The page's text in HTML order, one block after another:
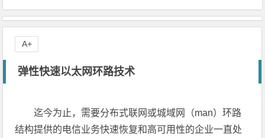
弹性快速以太网环路技术
迄今为止，需要分布式联网或城域网（man）环路
结构提供的电信业务快速恢复和高可用性的企业一直处
A+